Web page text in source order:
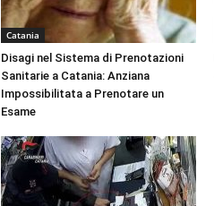
Catania
Disagi nel Sistema di Prenotazioni
Sanitarie a Catania: Anziana
Impossibilitata a Prenotare un
Esame